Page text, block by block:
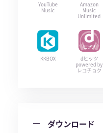
YouTube
Music
Amazon
Music
Unlimited
KKBOX
dヒッツ
powered by
レコチョク
ダウンロード